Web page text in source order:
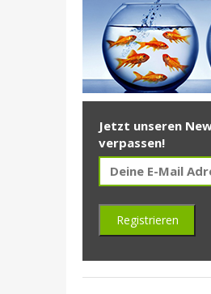
Jetzt unseren
verpassen!